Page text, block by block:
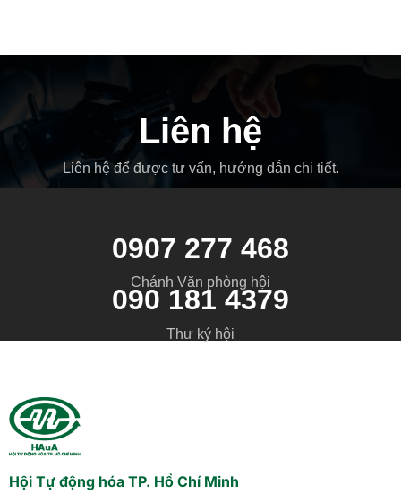
Liên hệ
Liên hệ để được tư vấn, hướng dẫn chi tiết.
0907 277 468
Chánh Văn phòng hội
090 181 4379
Thư ký hội
Hội Tự động hóa TP. Hồ Chí Minh